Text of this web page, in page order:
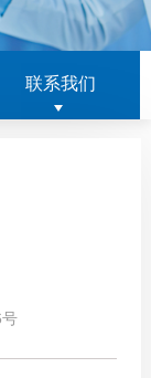
联系我们